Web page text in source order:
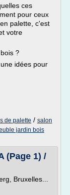
ces
pour ceux
palette, c'est
votre
?
idées pour
de palette / salon
jardin bois
(Page 1) /
Bruxelles...